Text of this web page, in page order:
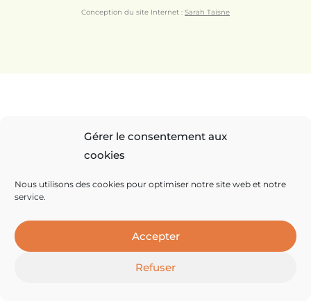
Gérer le consentement aux
cookies
Nous utilisons des cookies pour optimiser notre site web et notre
service.
Accepter
Refuser
Conception du site Internet : Sarah Taisne